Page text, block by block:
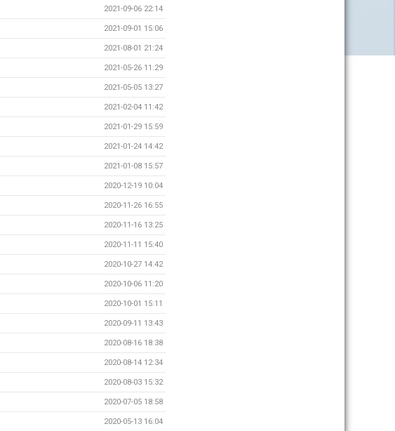
2021-09-06 22:14
2021-09-01 15:06
2021-08-01 21:24
2021-05-26 11:29
2021-05-05 13:27
2021-02-04 11:42
2021-01-29 15:59
2021-01-24 14:42
2021-01-08 15:57
2020-12-19 10:04
2020-11-26 16:55
2020-11-16 13:25
2020-11-11 15:40
2020-10-27 14:42
2020-10-06 11:20
2020-10-01 15:11
2020-09-11 13:43
2020-08-16 18:38
2020-08-14 12:34
2020-08-03 15:32
2020-07-05 18:58
2020-05-13 16:04